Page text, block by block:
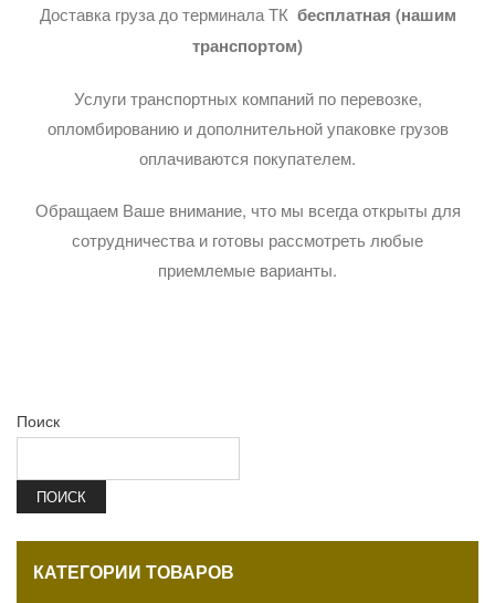
Доставка груза до терминала ТК бесплатная (нашим
транспортом)
Услуги транспортных компаний по перевозке,
опломбированию и дополнительной упаковке грузов
оплачиваются покупателем.
Обращаем Ваше внимание, что мы всегда открыты для
сотрудничества и готовы рассмотреть любые
приемлемые варианты.
Поиск
ПОИСК
КАТЕГОРИИ ТОВАРОВ